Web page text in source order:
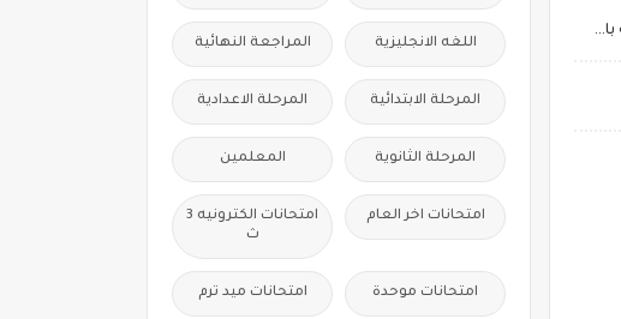
تحميل امتحانات الكتاب المدرسى بالاجابات فى الهندسة بالاجابات الصف الثانى الاعدادى الترم الثانى
اللغه الانجليزية المراجعة النهائية
المرحلة الابتدائية المرحلة الاعدادية
المرحلة الثانوية المعلمين
امتحانات اخر العام
امتحانات الكترونيه 3
ث
امتحانات موحدة امتحانات ميد ترم